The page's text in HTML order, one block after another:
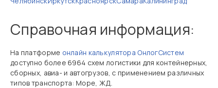
Справочная информация:
На платформе онлайн калькулятора ОнлогСистем
доступно более 6964 схем логистики для контейнерных,
сборных, авиа- и автогрузов, с применением различных
типов транспорта: Море, ЖД.